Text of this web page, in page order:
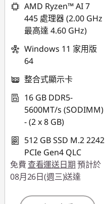
AMD Ryzen™ AI 7
445 處理器 (2.00 GHz
最高達 4.60 GHz)
Windows 11 家用版
64
整合式顯示卡
16 GB DDR5-
5600MT/s (SODIMM)
- (2 x 8 GB)
512 GB SSD M.2 2242
PCIe Gen4 QLC
免費 查看運送日期預計於
08月26日(週三)送達